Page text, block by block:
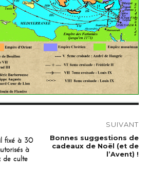
fixé à 30
à
de culte
SUIVANT
Publication
suivante :
Bonnes suggestions de
cadeaux de Noël (et de
l’Avent) !